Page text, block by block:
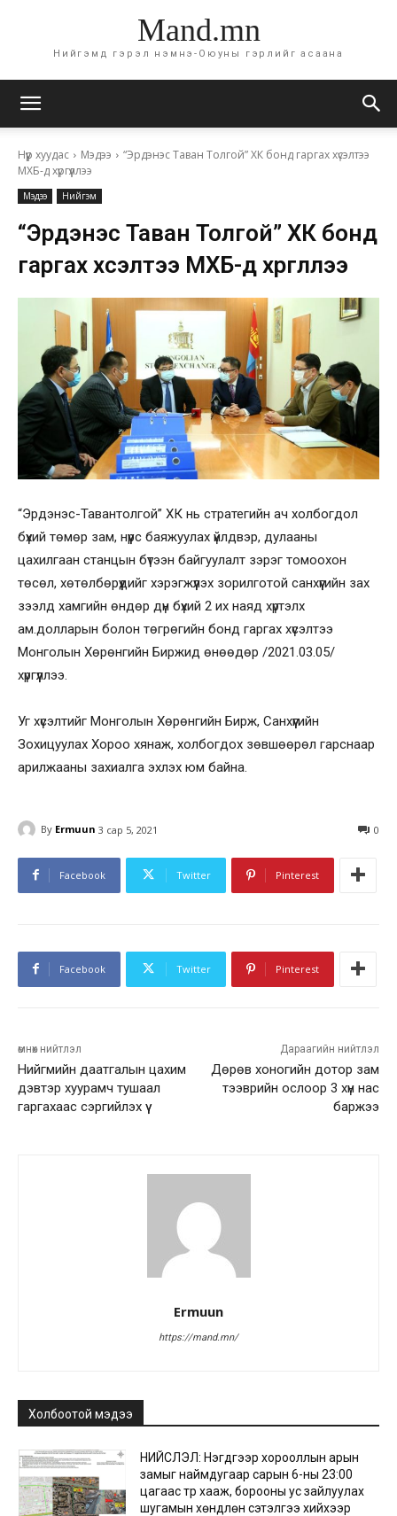
Mand.mn
Нийгэмд гэрэл нэмнэ-Оюуны гэрлийг асаана
Нүүр хуудас Мэдээ
“Эрдэнэс Таван Толгой” ХК бонд гаргах хүсэлтээ
МХБ-д хүргүүллээ
Мэдээ Нийгэм
“Эрдэнэс Таван Толгой” ХК бонд
гаргах хүсэлтээ МХБ-д хүргүүллээ
“Эрдэнэс-Тавантолгой” ХК нь стратегийн ач холбогдол
бүхий төмөр зам, нүүрс баяжуулах үйлдвэр, дулааны
цахилгаан станцын бүтээн байгуулалт зэрэг томоохон
төсөл, хөтөлбөрүүдийг хэрэгжүүлэх зорилготой санхүүгийн зах
зээлд хамгийн өндөр дүн бүхий 2 их наяд хүртэлх
ам.долларын болон төгрөгийн бонд гаргах хүсэлтээ
Монголын Хөрөнгийн Биржид өнөөдөр /2021.03.05/
хүргүүллээ.
Уг хүсэлтийг Монголын Хөрөнгийн Бирж, Санхүүгийн
Зохицуулах Хороо хянаж, холбогдох зөвшөөрөл гарснаар
арилжааны захиалга эхлэх юм байна.
By Ermuun 3 сар 5, 2021 0
Facebook Twitter Pinterest
Facebook Twitter Pinterest
өмнөх нийтлэл
Нийгмийн даатгалын цахим
дэвтэр хуурамч тушаал
гаргахаас сэргийлэх үү
Дараагийн нийтлэл
Дөрөв хоногийн дотор зам
тээврийн ослоор 3 хүн нас
баржээ
Ermuun
https://mand.mn/
Холбоотой мэдээ
НИЙСЛЭЛ: Нэгдүгээр хорооллын арын
замыг наймдугаар сарын 6-ны 23:00
цагаас түр хааж, борооны ус зайлуулах
шугамын хөндлөн сэтэлгээ хийхээр